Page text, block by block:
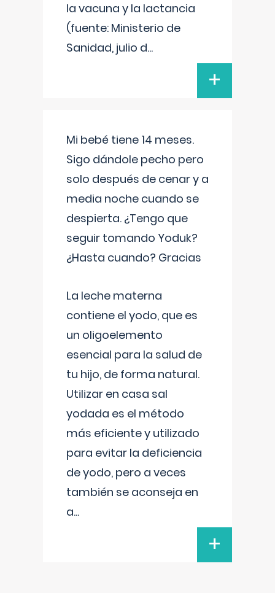
la vacuna y la lactancia
(fuente: Ministerio de
Sanidad, julio d...
+
Mi bebé tiene 14 meses.
Sigo dándole pecho pero
solo después de cenar y a
media noche cuando se
despierta. ¿Tengo que
seguir tomando Yoduk?
¿Hasta cuando? Gracias
La leche materna
contiene el yodo, que es
un oligoelemento
esencial para la salud de
tu hijo, de forma natural.
Utilizar en casa sal
yodada es el método
más eficiente y utilizado
para evitar la deficiencia
de yodo, pero a veces
también se aconseja en
a...
+